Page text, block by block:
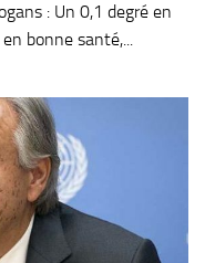
: Un 0,1 degré en
bonne santé,...